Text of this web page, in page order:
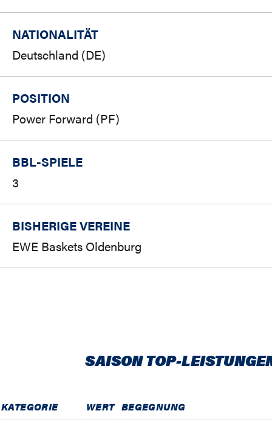
NATIONALITÄT
Deutschland (DE)
POSITION
Power Forward (PF)
BBL-SPIELE
3
BISHERIGE VEREINE
EWE Baskets Oldenburg
SAISON TOP-
KATEGORIE WERT BEGEGNUNG